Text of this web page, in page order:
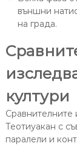
външни
на града.
култури
Сравнителните
Теотиуакан с
паралели и